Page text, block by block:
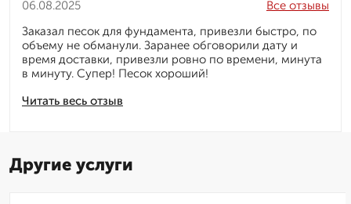
06.08.2025
Читать весь отзыв
Все отзывы
Заказал песок для фундамента, привезли быстро, по
объему не обманули. Заранее обговорили дату и
время доставки, привезли ровно по времени, минута
в минуту. Супер! Песок хороший!
Другие услуги